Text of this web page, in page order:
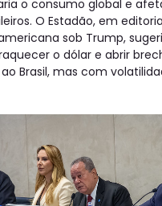
o consumo global e
O Estadão, em
sob Trump,
o dólar e abrir
Brasil, mas com